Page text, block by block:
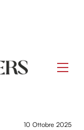
10 Ottobre 2025